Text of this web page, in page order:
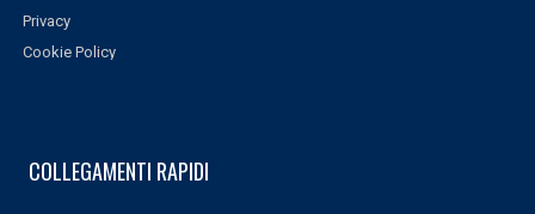
Privacy
Cookie Policy
COLLEGAMENTI RAPIDI